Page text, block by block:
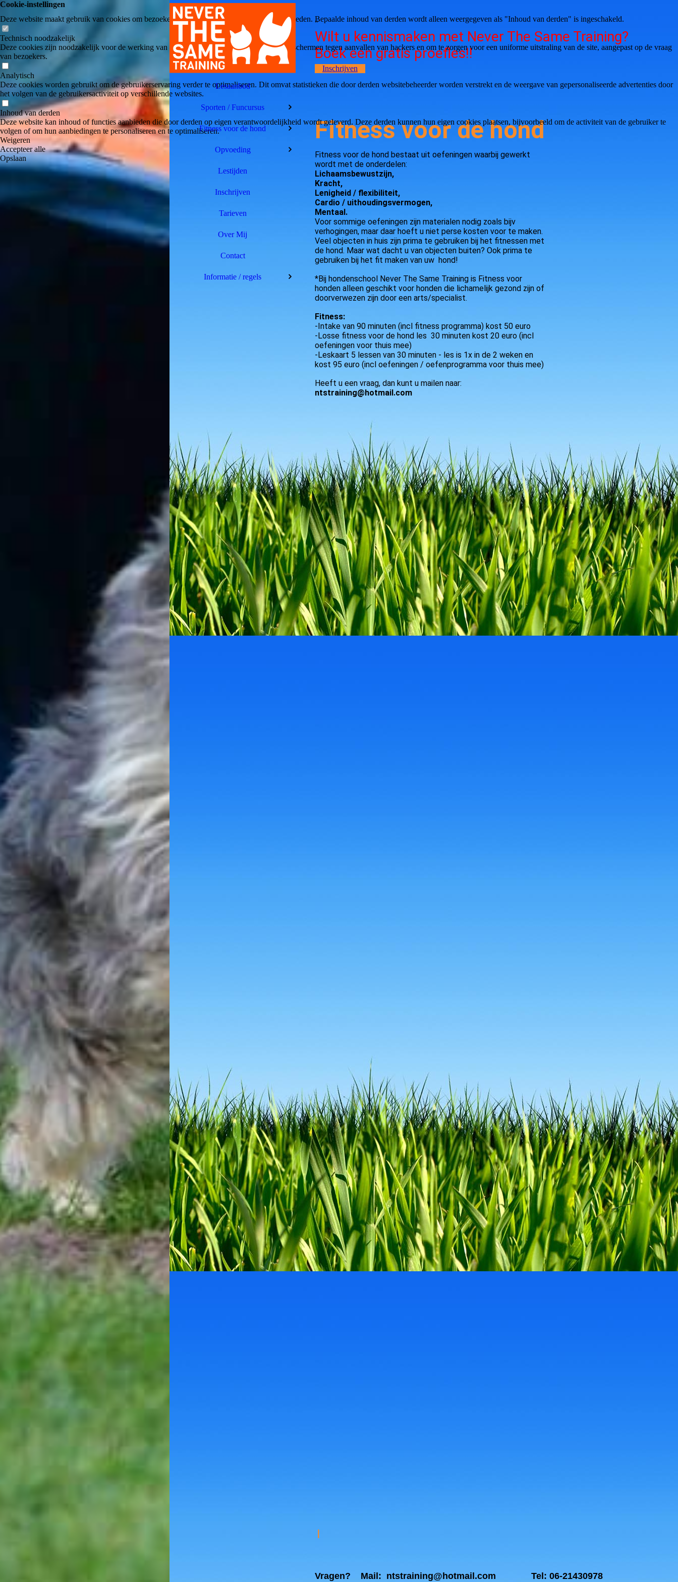
Lesaanbod
Sporten / Funcursus
Fitness voor de hond
Opvoeding
Lestijden
Inschrijven
Tarieven
Over Mij
Contact
Informatie / regels
"
Wilt u kennismaken met Never The Same Training?
Boek een gratis proefles!!
Inschrijven
Fitness voor de hond
Fitness voor de hond bestaat uit oefeningen waarbij gewerkt
wordt met de onderdelen:
Lichaamsbewustzijn,
Kracht,
Lenigheid / flexibiliteit,
Cardio / uithoudingsvermogen,
Mentaal.
Voor sommige oefeningen zijn materialen nodig zoals bijv
verhogingen, maar daar hoeft u niet perse kosten voor te maken.
Veel objecten in huis zijn prima te gebruiken bij het fitnessen met
de hond. Maar wat dacht u van objecten buiten? Ook prima te
gebruiken bij het fit maken van uw hond!
*Bij hondenschool Never The Same Training is Fitness voor
honden alleen geschikt voor honden die lichamelijk gezond zijn of
doorverwezen zijn door een arts/specialist.
Fitness:
-Intake van 90 minuten (incl fitness programma) kost 50 euro
-Losse fitness voor de hond les 30 minuten kost 20 euro (incl
oefeningen voor thuis mee)
-Leskaart 5 lessen van 30 minuten - les is 1x in de 2 weken en
kost 95 euro (incl oefeningen / oefenprogramma voor thuis mee)
Heeft u een vraag, dan kunt u mailen naar:
ntstraining@hotmail.com
I
Vragen? Mail: ntstraining@hotmail.com Tel: 06-21430978
Cookie-instellingen
Deze website maakt gebruik van cookies om bezoekers een optimale gebruikerservaring te bieden. Bepaalde inhoud van derden wordt alleen weergegeven als "Inhoud van derden" is ingeschakeld.
Technisch noodzakelijk
Deze cookies zijn noodzakelijk voor de werking van de website, bijvoorbeeld om deze te beschermen tegen aanvallen van hackers en om te zorgen voor een uniforme uitstraling van de site, aangepast op de vraag
van bezoekers.
Analytisch
Deze cookies worden gebruikt om de gebruikerservaring verder te optimaliseren. Dit omvat statistieken die door derden websitebeheerder worden verstrekt en de weergave van gepersonaliseerde advertenties door
het volgen van de gebruikersactiviteit op verschillende websites.
Inhoud van derden
Deze website kan inhoud of functies aanbieden die door derden op eigen verantwoordelijkheid wordt geleverd. Deze derden kunnen hun eigen cookies plaatsen, bijvoorbeeld om de activiteit van de gebruiker te
volgen of om hun aanbiedingen te personaliseren en te optimaliseren.
Weigeren
Accepteer alle
Opslaan